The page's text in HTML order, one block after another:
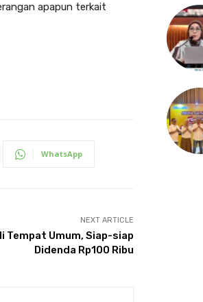
apapun terkait
WhatsApp
NEXT ARTICLE
Tempat Umum, Siap-siap
Didenda Rp100 Ribu